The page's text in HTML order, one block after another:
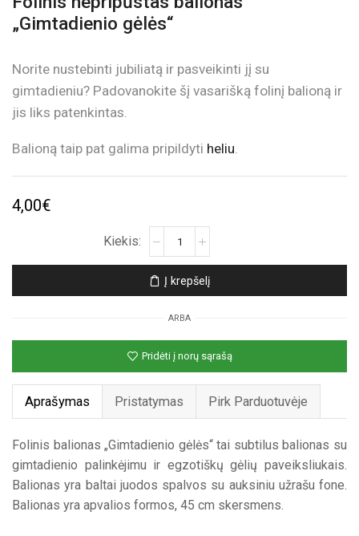
„Gimtadienio gėlės“
Norite nustebinti jubiliatą ir pasveikinti jį su
gimtadieniu? Padovanokite šį vasarišką folinį balioną ir
jis liks patenkintas.
Balioną taip pat galima pripildyti heliu.
4,00€
Folinis
nepripūstas
„Gimtadienio
gėlės“
Į krepšelį
ARBA
Pridėti į norų sąrašą
Aprašymas Pristatymas Pirk Parduotuvėje
Folinis balionas „Gimtadienio gėlės“ tai subtilus balionas su
gimtadienio palinkėjimu ir egzotiškų gėlių paveiksliukais.
Balionas yra baltai juodos spalvos su auksiniu užrašu fone.
Balionas yra apvalios formos, 45 cm skersmens.